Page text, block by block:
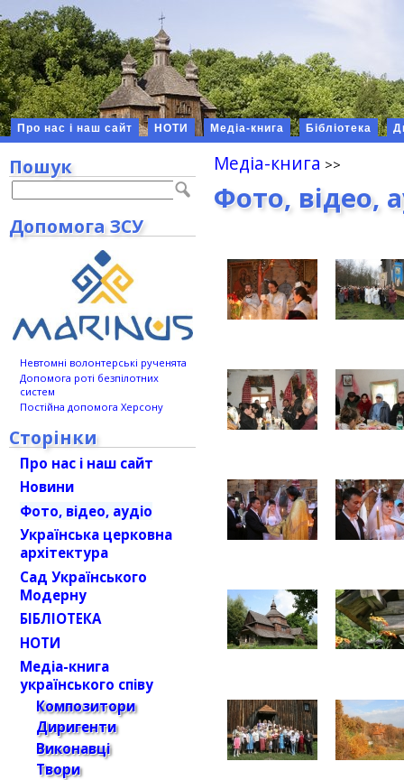
Про нас і наш сайт НОТИ Медіа-книга Бібліотека
Медіа-книга
Фото, відео,
Пошук
Допомога ЗСУ
Невтомні волонтерські рученята
Допомога роті безпілотних
систем
Постійна допомога Херсону
Сторінки
Про нас і наш сайт
Новини
Фото, відео, аудіо
Українська церковна
архітектура
Сад Українського
Модерну
БІБЛІОТЕКА
НОТИ
Медіа-книга
українського співу
Композитори
Диригенти
Виконавці
Твори